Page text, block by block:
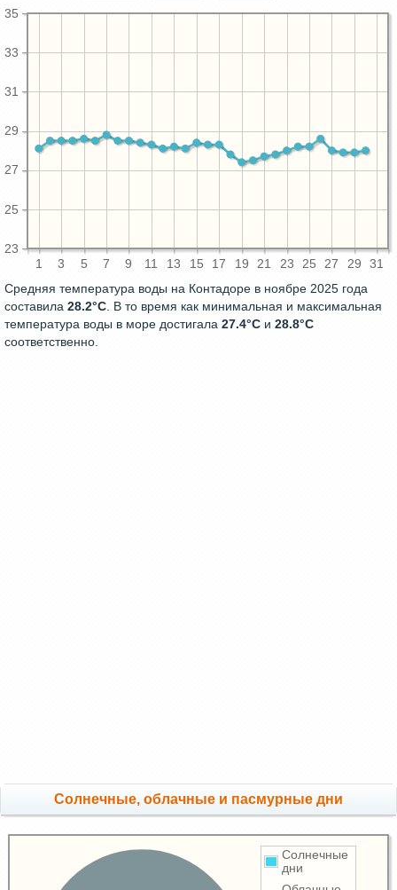
1 3 5 7 9 11 13 15 17 19 21 23 25 27 29 31
23
25
27
29
31
33
35
Средняя температура воды на Контадоре в ноябре 2025 года
составила 28.2°C. В то время как минимальная и максимальная
температура воды в море достигала 27.4°C и 28.8°C
соответственно.
Cолнечные, облачные и пасмурные дни
Солнечные
дни